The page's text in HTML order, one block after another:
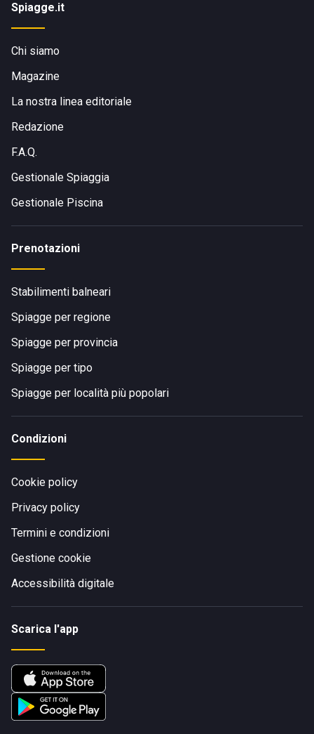
Spiagge.it
Chi siamo
Magazine
La nostra linea editoriale
Redazione
F.A.Q.
Gestionale Spiaggia
Gestionale Piscina
Prenotazioni
Stabilimenti balneari
Spiagge per regione
Spiagge per provincia
Spiagge per tipo
Spiagge per località più popolari
Condizioni
Cookie policy
Privacy policy
Termini e condizioni
Gestione cookie
Accessibilità digitale
Scarica l'app